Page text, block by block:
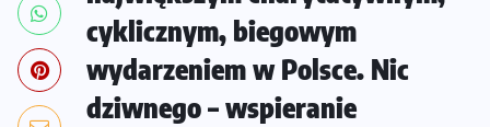
cyklicznym, biegowym
wydarzeniem w Polsce. Nic
dziwnego – wspieranie